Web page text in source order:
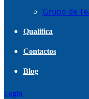
Grupo de
Qualifica
Contactos
Blog
Login